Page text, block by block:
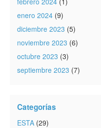
enero 2024 (9)
diciembre 2023 (5)
noviembre 2023 (6)
octubre 2023 (3)
septiembre 2023 (7)
Categorías
ESTA (29)